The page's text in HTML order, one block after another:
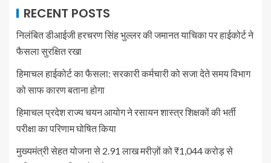
RECENT POSTS
निलंबित डीआईजी हरचरण सिंह भुल्लर की जमानत याचिका पर हाईकोर्ट ने
फैसला सुरक्षित रखा
हिमाचल हाईकोर्ट का फैसला: सरकारी कर्मचारी को सजा देते समय विभाग
को साफ कारण बताना होगा
हिमाचल प्रदेश राज्य चयन आयोग ने रसायन शास्त्र शिक्षकों की भर्ती
परीक्षा का परिणाम घोषित किया
मुख्यमंत्री सेहत योजना से 2.91 लाख मरीज़ों को ₹1,044 करोड़ से